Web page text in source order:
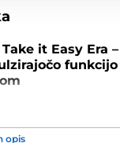
it Easy Era
ki želijo
opis